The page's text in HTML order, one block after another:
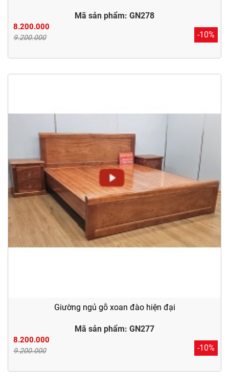
Mã sản phẩm: GN278
8.200.000
9.200.000 -10%
Giường ngủ gỗ xoan đào hiện đại
Mã sản phẩm: GN277
8.200.000
9.200.000 -10%